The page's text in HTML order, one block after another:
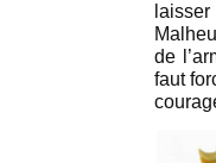
de
faut